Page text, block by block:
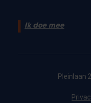
Ik doe mee
Pleinlaan